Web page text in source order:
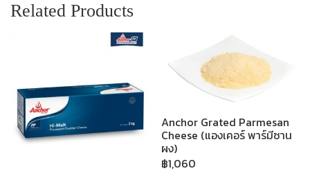
Related Products
Anchor Grated Parmesan
Cheese (แองเคอร์ พาร์มีซาน
ผง)
฿1,060